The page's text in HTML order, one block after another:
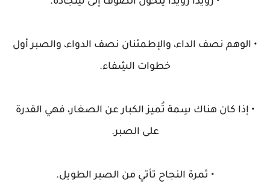
• الوهم نصف الداء، والإطمئنان نصف الدواء، والصبر أول
خطوات الشِفاء.
• إذا كان هناك سِمة تُميز الكبار عن الصغار، فهي القدرة
على الصبر.
• ثمرة النجاح تأتي من الصبر الطويل.